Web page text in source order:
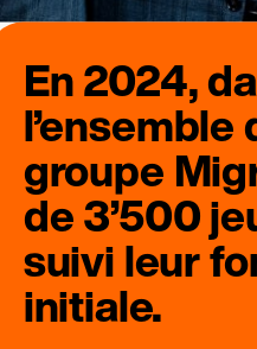
En 2024,
l’ensemble
groupe
de 3’500
suivi leur
initiale.